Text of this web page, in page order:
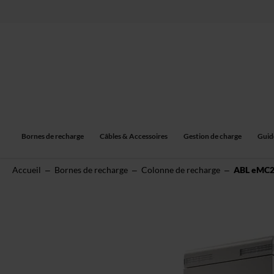
Bornes de recharge Câbles & Accessoires Gestion de charge
Accueil Bornes de recharge Colonne de recharge ABL